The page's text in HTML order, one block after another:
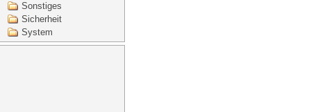
Sonstiges
Sicherheit
System